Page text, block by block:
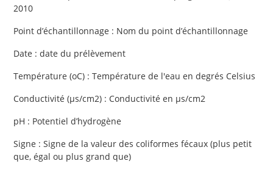
2010
Point d’échantillonnage : Nom du point d’échantillonnage
Date : date du prélèvement
Température (oC) : Température de l'eau en degrés Celsius
Conductivité (µs/cm2) : Conductivité en µs/cm2
pH : Potentiel d’hydrogène
Signe : Signe de la valeur des coliformes fécaux (plus petit
que, égal ou plus grand que)